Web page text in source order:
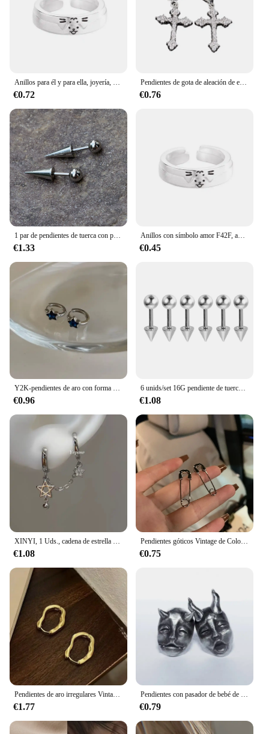
aro blanco Pendientes de aro are a smart investment
in style and quality.
€0.72
Pendientes de gota de aleación de estilo Punk gótico para hombres y mujeres, estrella de cuatro puntas, Cruz, Simple, moda, Rock, Piercing de oreja, joyería, 1 par
€0.76
€1.33
Anillos con símbolo amor F42F, anillos decorativos para perros y gatos, anillos ajustables para amantes mascotas
€0.45
Y2K-pendientes de aro con forma de estrella azul para mujer y niña, aretes Vintage sencillos, joyería estética, regalo
€0.96
6 unids/set 16G pendiente de tuerca de acero inoxidable 3/4/5mm bola y tornillos cónicos pendientes oreja hueso uñas Piercing joyería del cuerpo
€1.08
XINYI, 1 Uds., cadena de estrella de Color plateado, doble agujero para la oreja, hueso del oído de acero inoxidable, pendientes de moda Y2K para mujer, joyería
€1.08
Pendientes góticos Vintage de Color plateado para mujer, pendientes de corazón huecos para fiesta, accesorios de joyería de moda para regalo
€0.75
Pendientes de aro irregulares Vintage para mujer, pendientes de acero inoxidable chapados en plata a la moda, joyería coreana, regalos al por mayor
€1.77
Pendientes con pasador de bebé de demonio con cuernos góticos chapados en plata con personalidad, pendientes de calavera del diablo Prajna para hombres y mujeres, regalo Punk al por mayor
€0.79